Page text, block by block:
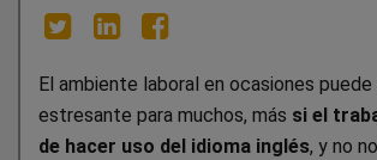
El ambiente laboral en ocasiones puede
estresante para muchos, más si el
de hacer uso del idioma inglés, y no